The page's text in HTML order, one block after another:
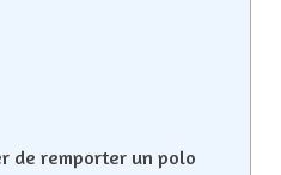
de remporter un polo